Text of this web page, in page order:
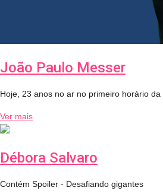
João Paulo Messer
Hoje, 23 anos no ar no primeiro horário da
Ver mais
Débora Salvaro
Contém Spoiler - Desafiando gigantes